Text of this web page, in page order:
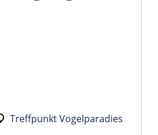
Treffpunkt Vogelparadies